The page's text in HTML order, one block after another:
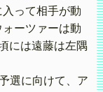
って相手が動
ーツァーは動
には遠藤は左隅
選に向けて、ア